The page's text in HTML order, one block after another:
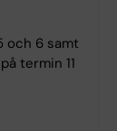
och 6 samt
termin 11